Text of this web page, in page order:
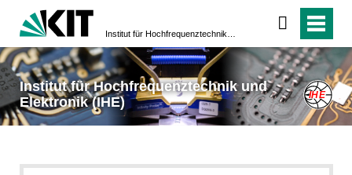
Institut für Hochfrequenztechnik und
Elektronik (IHE)